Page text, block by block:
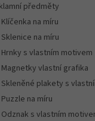
předměty
Klíčenka na míru
Sklenice na míru
Hrnky s vlastním motivem
Magnetky vlastní grafika
Skleněné plakety s
Puzzle na míru
Odznak s vlastním